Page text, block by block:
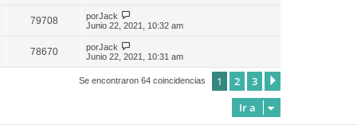
79708 porJack
Junio 22, 2021, 10:32 am
78670 porJack
Junio 22, 2021, 10:31 am
Se encontraron 64 coincidencias 1 2 3
Ir a